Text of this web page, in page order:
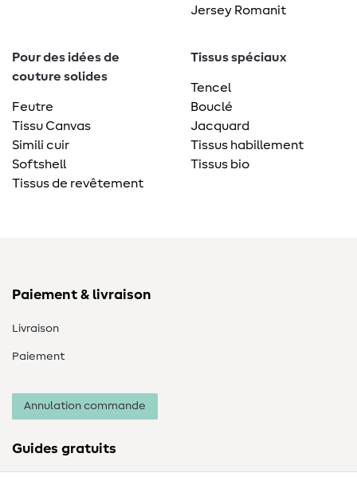
Jersey Romanit
Pour des idées de
couture solides
Feutre
Tissu Canvas
Simili cuir
Softshell
Tissus de revêtement
Tissus spéciaux
Tencel
Bouclé
Jacquard
Tissus habillement
Tissus bio
Paiement & livraison
Livraison
Paiement
Annulation commande
Guides gratuits